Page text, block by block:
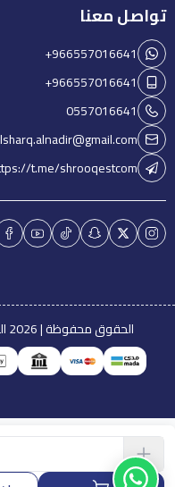
تواصل معنا
+966557016641
+966557016641
0557016641
t.me/shrooqestcom
الحقوق محفوظة | 2026